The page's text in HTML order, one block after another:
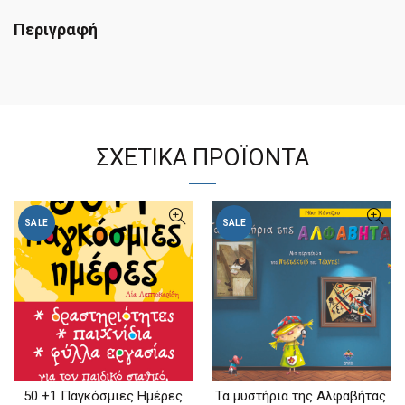
Περιγραφή
ΣΧΕΤΙΚΆ ΠΡΟΪΌΝΤΑ
SALE
50 +1 Παγκόσμιες Ημέρες
SALE
Τα μυστήρια της Αλφαβήτας